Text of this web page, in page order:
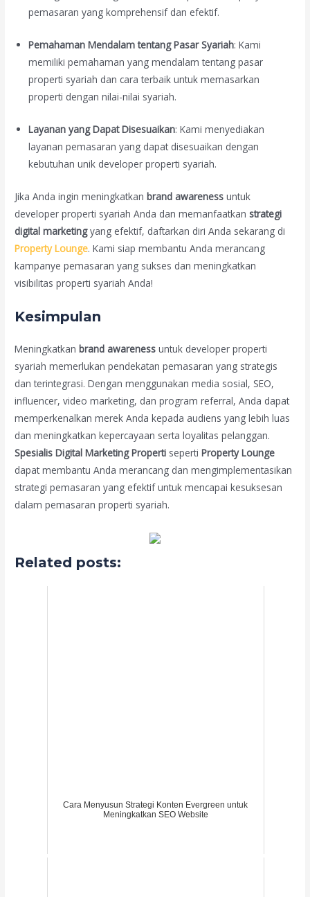
pemasaran yang komprehensif dan efektif.
Pemahaman Mendalam tentang Pasar Syariah: Kami
memiliki pemahaman yang mendalam tentang pasar
properti syariah dan cara terbaik untuk memasarkan
properti dengan nilai-nilai syariah.
Layanan yang Dapat Disesuaikan: Kami menyediakan
layanan pemasaran yang dapat disesuaikan dengan
kebutuhan unik developer properti syariah.
Jika Anda ingin meningkatkanbrand awareness untuk
developer properti syariah Anda dan memanfaatkanstrategi
digital marketingyang efektif, daftarkan diri Anda sekarang di
Property Lounge. Kami siap membantu Anda merancang
kampanye pemasaran yang sukses dan meningkatkan
visibilitas properti syariah Anda!
Kesimpulan
Meningkatkanbrand awareness untuk developer properti
syariah memerlukan pendekatan pemasaran yang strategis
dan terintegrasi. Dengan menggunakan media sosial, SEO,
influencer, video marketing, dan program referral, Anda dapat
memperkenalkan merek Anda kepada audiens yang lebih luas
dan meningkatkan kepercayaan serta loyalitas pelanggan.
Spesialis Digital Marketing Properti sepertiProperty Lounge
dapat membantu Anda merancang dan mengimplementasikan
strategi pemasaran yang efektif untuk mencapai kesuksesan
dalam pemasaran properti syariah.
Related posts:
Cara Menyusun Strategi Konten Evergreen untuk
Meningkatkan SEO Website